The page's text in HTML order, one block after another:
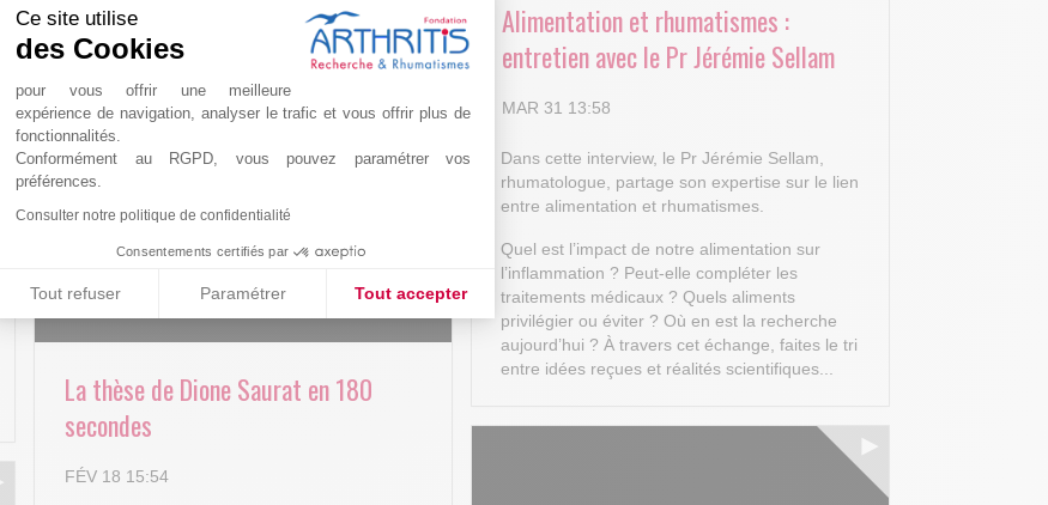
Ce site utilise
des Cookies
pour vous offrir une meilleure
expérience de navigation, analyser le trafic et vous offrir plus de
fonctionnalités.
Conformément au RGPD, vous pouvez paramétrer vos
préférences.
Consulter notre politique de confidentialité
Consentements certifiés par
Tout refuser Paramétrer Tout accepter
Plateforme de Gestion du Consentement : Personnalisez vos Options
Notre plateforme vous permet d'adapter et de gérer vos paramètres de confidentialité, en garantissant la conformité avec
Arthritis4Cure - Cure-RA
Alimentation et rhumatismes :
entretien avec le Pr Jérémie Sellam
MAR 31 13:58
Dans cette interview, le Pr Jérémie Sellam,
rhumatologue, partage son expertise sur le lien
entre alimentation et rhumatismes.
Quel est l’impact de notre alimentation sur
l’inflammation ? Peut-elle compléter les
traitements médicaux ? Quels aliments
privilégier ou éviter ? Où en est la recherche
aujourd’hui ? À travers cet échange, faites le tri
entre idées reçues et réalités scientifiques...
La thèse de Dione Saurat en 180
secondes
FÉV 18 15:54